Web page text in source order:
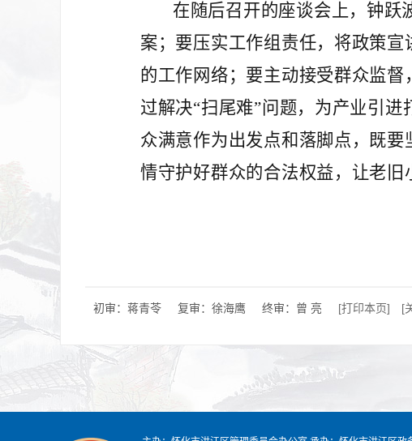
在随后召开的座谈会上，钟跃
案；要压实工作组责任，将政策
的工作网络；要主动接受群众监
过解决“扫尾难”问题，为产业引
众满意作为出发点和落脚点，既要
情守护好群众的合法权益，让老旧
初审：蒋青苓 复审：徐海鹰 终审：曾 亮 [打印本页] [